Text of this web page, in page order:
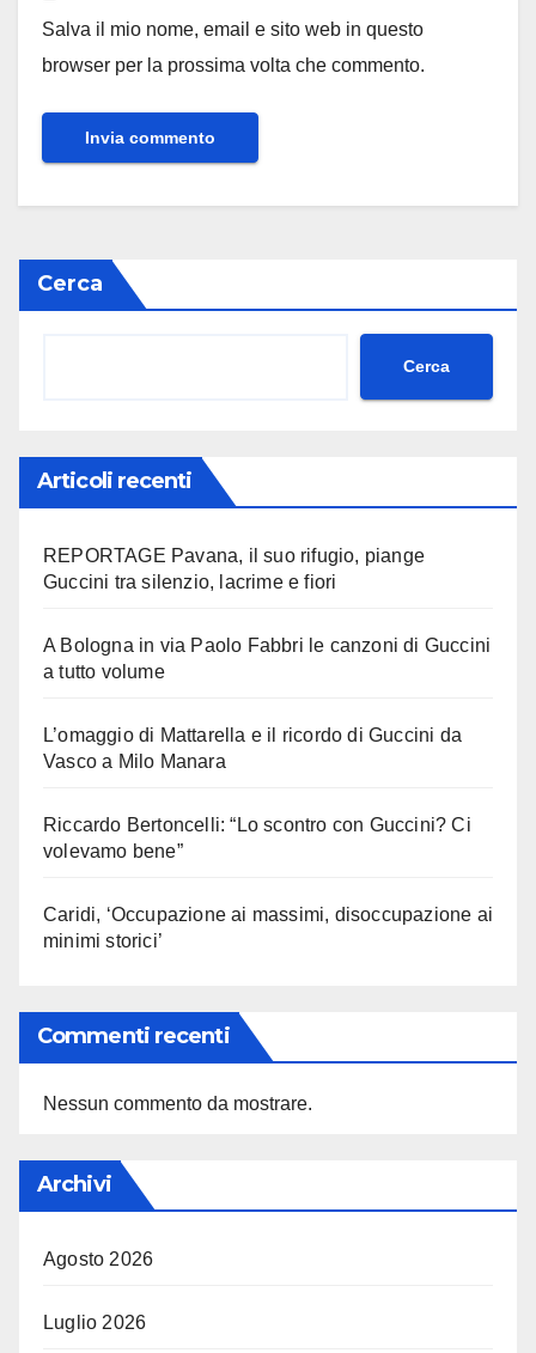
Salva il mio nome, email e sito web in questo
browser per la prossima volta che commento.
Cerca
Cerca
Articoli recenti
REPORTAGE Pavana, il suo rifugio, piange
Guccini tra silenzio, lacrime e fiori
A Bologna in via Paolo Fabbri le canzoni di Guccini
a tutto volume
L’omaggio di Mattarella e il ricordo di Guccini da
Vasco a Milo Manara
Riccardo Bertoncelli: “Lo scontro con Guccini? Ci
volevamo bene”
Caridi, ‘Occupazione ai massimi, disoccupazione ai
minimi storici’
Commenti recenti
Nessun commento da mostrare.
Archivi
Agosto 2026
Luglio 2026